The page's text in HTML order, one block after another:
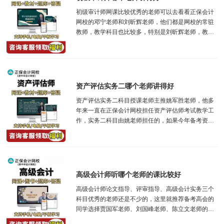
初级审计师网课比较优秀的老师可以去看看正保会计
网校的邓宁老师和刘昕辉老师，他们都是网校的常驻
教师，教学科目也比较多，特别是刘昕辉老师，教学
资产评估实务二哪个老师讲得好
资产评估实务二科目授课老师主推姚军胜老师，他多
年来一直在正保会计网校担任资产评估师考试教学工
作，实务二科目由姚老师担任的，如果今年备考资产
高级会计师听哪个老师的课比较好
高级会计师论文指导、评审指导、高级会计实务三个
科目优秀的老师还是不少的，这里就推荐备考高会的
同学选择贾国军老师、刘国峰老师、陈立文老师的课